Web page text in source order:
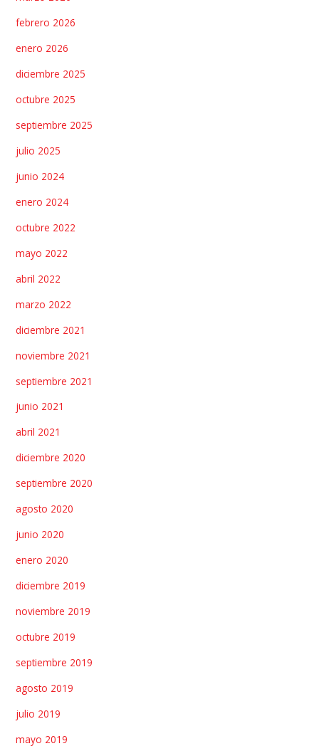
febrero 2026
enero 2026
diciembre 2025
octubre 2025
septiembre 2025
julio 2025
junio 2024
enero 2024
octubre 2022
mayo 2022
abril 2022
marzo 2022
diciembre 2021
noviembre 2021
septiembre 2021
junio 2021
abril 2021
diciembre 2020
septiembre 2020
agosto 2020
junio 2020
enero 2020
diciembre 2019
noviembre 2019
octubre 2019
septiembre 2019
agosto 2019
julio 2019
mayo 2019